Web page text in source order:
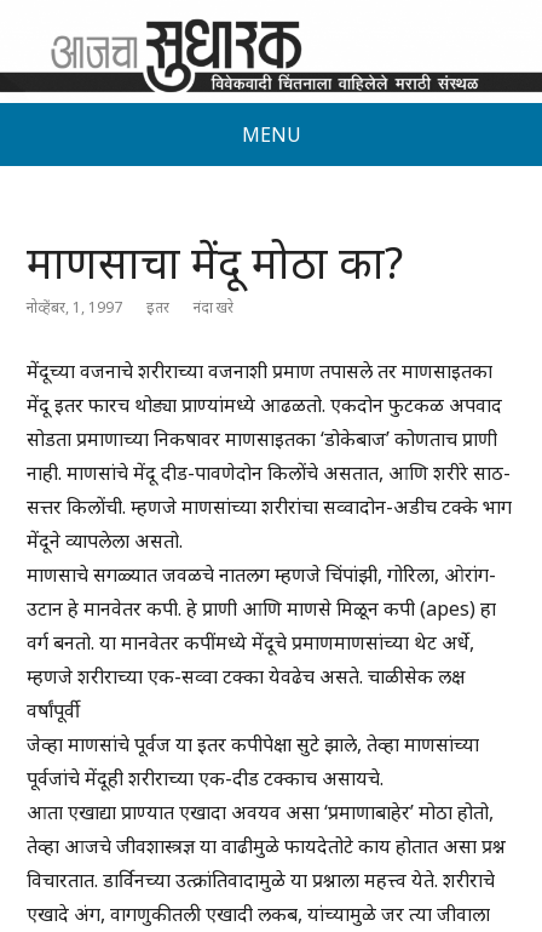
MENU
माणसाचा मेंदू मोठा का?
नोव्हेंबर, 1, 1997 इतर नंदा खरे
मेंदूच्या वजनाचे शरीराच्या वजनाशी प्रमाण तपासले तर माणसाइतका
मेंदू इतर फारच थोड्या प्राण्यांमध्ये आढळतो. एकदोन फुटकळ अपवाद
सोडता प्रमाणाच्या निकषावर माणसाइतका ‘डोकेबाज’ कोणताच प्राणी
नाही. माणसांचे मेंदू दीड-पावणेदोन किलोंचे असतात, आणि शरीरे साठ-
सत्तर किलोंची. म्हणजे माणसांच्या शरीरांचा सव्वादोन-अडीच टक्के भाग
मेंदूने व्यापलेला असतो.
माणसाचे सगळ्यात जवळचे नातलग म्हणजे चिंपांझी, गोरिला, ओरांग-
उटान हे मानवेतर कपी. हे प्राणी आणि माणसे मिळून कपी (apes) हा
वर्ग बनतो. या मानवेतर कपींमध्ये मेंदूचे प्रमाणमाणसांच्या थेट अर्धे,
म्हणजे शरीराच्या एक-सव्वा टक्का येवढेच असते. चाळीसेक लक्ष
वर्षांपूर्वी
जेव्हा माणसांचे पूर्वज या इतर कपीपेक्षा सुटे झाले, तेव्हा माणसांच्या
पूर्वजांचे मेंदूही शरीराच्या एक-दीड टक्काच असायचे.
आता एखाद्या प्राण्यात एखादा अवयव असा ‘प्रमाणाबाहेर’ मोठा होतो,
तेव्हा आजचे जीवशास्त्रज्ञ या वाढीमुळे फायदेतोटे काय होतात असा प्रश्न
विचारतात. डार्विनच्या उत्क्रांतिवादामुळे या प्रश्नाला महत्त्व येते. शरीराचे
एखादे अंग, वागणुकीतली एखादी लकब, यांच्यामुळे जर त्या जीवाला